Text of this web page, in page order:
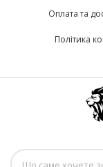
Оплата та
Політика